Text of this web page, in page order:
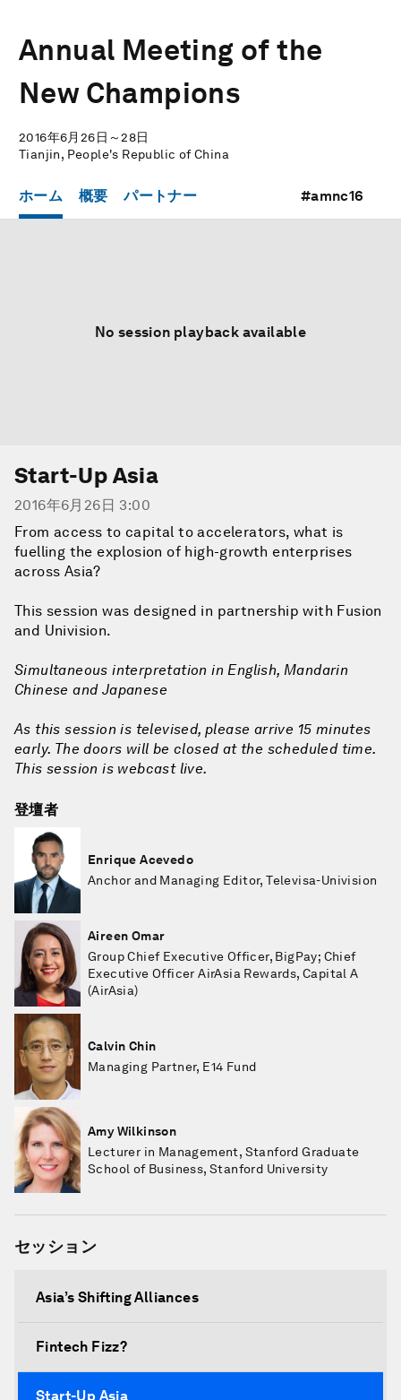
Annual Meeting of the
New Champions
2016年6月26日～28日
Tianjin, People's Republic of China
ホーム 概要 パートナー #amnc16
No session playback available
Start-Up Asia
2016年6月26日 3:00
From access to capital to accelerators, what is
fuelling the explosion of high-growth enterprises
across Asia?
This session was designed in partnership with Fusion
and Univision.
Simultaneous interpretation in English, Mandarin
Chinese and Japanese
As this session is televised, please arrive 15 minutes
early. The doors will be closed at the scheduled time.
This session is webcast live.
登壇者
Enrique Acevedo
Anchor and Managing Editor, Televisa-Univision
Aireen Omar
Group Chief Executive Officer, BigPay; Chief
Executive Officer AirAsia Rewards, Capital A
(AirAsia)
Calvin Chin
Managing Partner, E14 Fund
Amy Wilkinson
Lecturer in Management, Stanford Graduate
School of Business, Stanford University
セッション
Asia’s Shifting Alliances
Fintech Fizz?
Start-Up Asia